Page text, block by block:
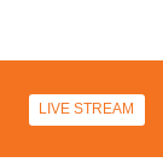
LIVE STREAM